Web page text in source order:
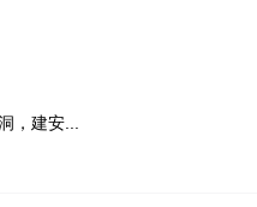
，建安...